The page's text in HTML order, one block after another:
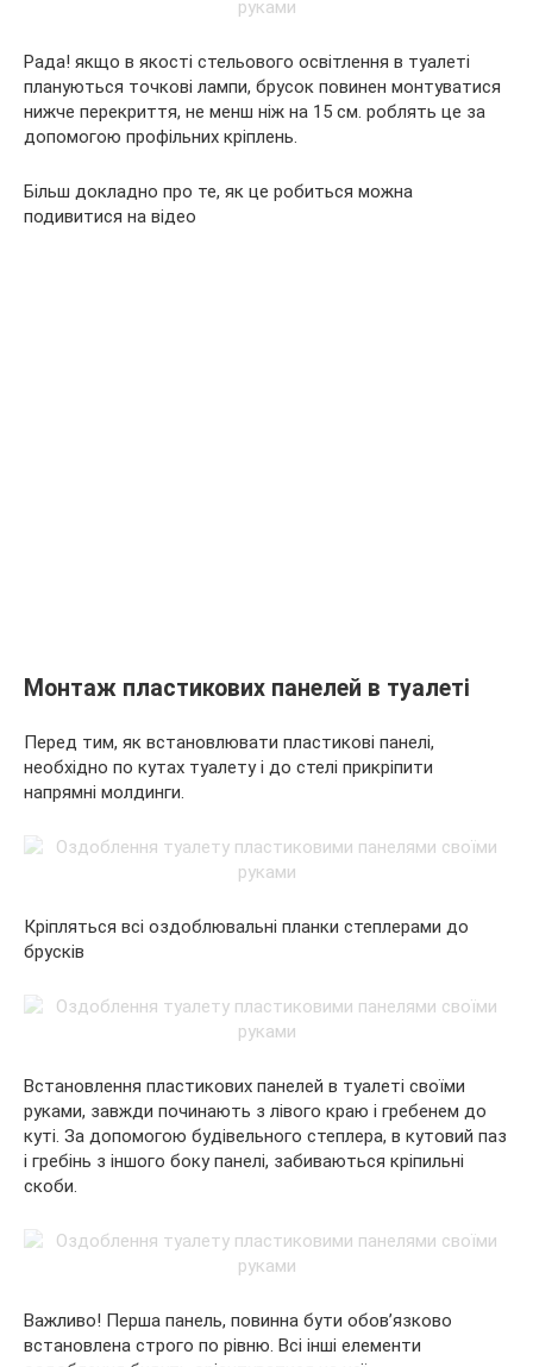
Рада! якщо в якості стельового освітлення в туалеті
плануються точкові лампи, брусок повинен монтуватися
нижче перекриття, не менш ніж на 15 см. роблять це за
допомогою профільних кріплень.
Більш докладно про те, як це робиться можна
подивитися на відео
Монтаж пластикових панелей в туалеті
Перед тим, як встановлювати пластикові панелі,
необхідно по кутах туалету і до стелі прикріпити
напрямні молдинги.
Кріпляться всі оздоблювальні планки степлерами до
брусків
Встановлення пластикових панелей в туалеті своїми
руками, завжди починають з лівого краю і гребенем до
куті. За допомогою будівельного степлера, в кутовий паз
і гребінь з іншого боку панелі, забиваються кріпильні
скоби.
Важливо! Перша панель, повинна бути обов’язково
встановлена строго по рівню. Всі інші елементи